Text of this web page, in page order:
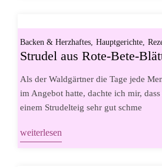
Backen & Herzhaftes Hauptgerichte
Strudel aus Rote-Bete-
Als der Waldgärtner die Tage jede
im Angebot hatte, dachte ich mir,
einem Strudelteig sehr gut schme
weiterlesen